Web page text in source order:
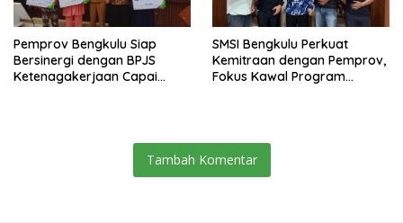
Pemprov Bengkulu Siap
Bersinergi dengan BPJS
Ketenagakerjaan Capai
SMSI Bengkulu Perkuat
Kemitraan dengan Pemprov,
Fokus Kawal Program
Tambah Komentar